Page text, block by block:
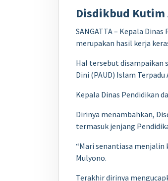
Disdikbud Kutim
SANGATTA – Kepala
merupakan hasil kerja
Hal tersebut disampaikan
Dini (PAUD) Islam
Kepala Dinas Pendidikan
Dirinya menambahkan,
termasuk jenjang
“Mari senantiasa menjalin
Mulyono.
Terakhir dirinya